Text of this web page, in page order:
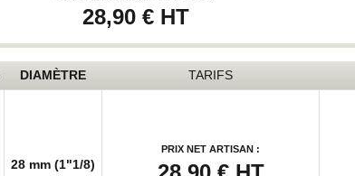
28,90 € HT
DIAMÈTRE TARIFS
28 mm (1"1/8)
PRIX NET ARTISAN :